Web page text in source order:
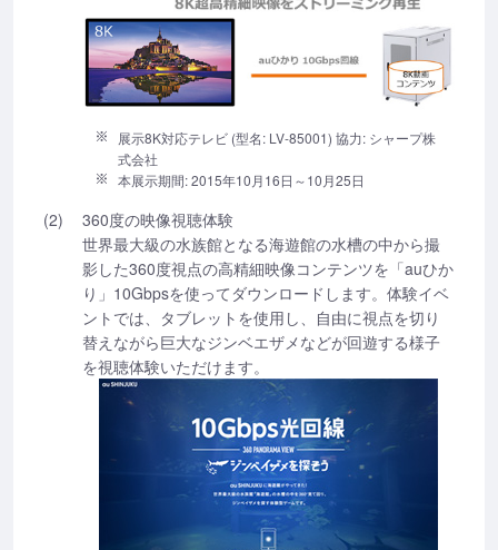
展示8K対応テレビ (型名: LV-85001) 協力: シャープ株
式会社
本展示期間: 2015年10月16日～10月25日
(2)
360度の映像視聴体験
世界最大級の水族館となる海遊館の水槽の中から撮
影した360度視点の高精細映像コンテンツを「auひか
り」10Gbpsを使ってダウンロードします。体験イベ
ントでは、タブレットを使用し、自由に視点を切り
替えながら巨大なジンベエザメなどが回遊する様子
を視聴体験いただけます。